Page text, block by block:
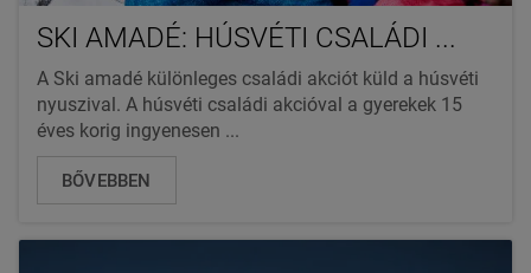
SKI AMADÉ: HÚSVÉTI CSALÁDI ...
A Ski amadé különleges családi akciót küld a húsvéti
nyuszival. A húsvéti családi akcióval a gyerekek 15
éves korig ingyenesen ...
BŐVEBBEN